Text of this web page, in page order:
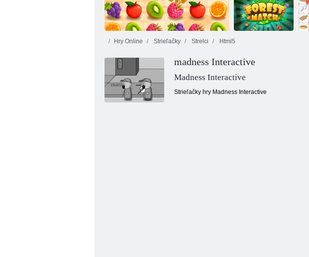
Banková lúpež FPI Cukroví bubliny
Hry Online Strieľačky Strelci Html5
madness Interactive
Madness Interactive
Strieľačky hry Madness Interactive